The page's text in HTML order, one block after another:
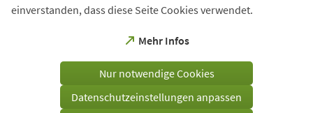
einverstanden, dass diese Seite Cookies verwendet.
Mehr Infos
(Öffnet
einem
Tab)
Nur notwendige Cookies
Datenschutzeinstellungen anpassen